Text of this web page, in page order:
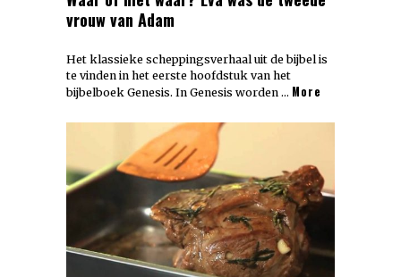
vrouw van Adam
Het klassieke scheppingsverhaal uit de bijbel is
te vinden in het eerste hoofdstuk van het
bijbelboek Genesis. In Genesis worden … More